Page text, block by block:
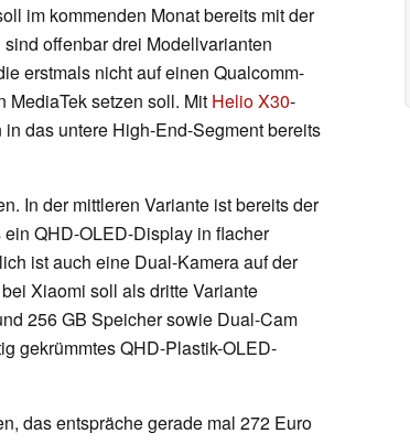
im kommenden Monat bereits mit der
offenbar drei Modellvarianten
erstmals nicht auf einen Qualcomm-
MediaTek setzen soll. Mit Helio X30-
das untere High-End-Segment bereits
In der mittleren Variante ist bereits der
QHD-OLED-Display in flacher
ist auch eine Dual-Kamera auf der
Xiaomi soll als dritte Variante
256 GB Speicher sowie Dual-Cam
gekrümmtes QHD-Plastik-OLED-
das entspräche gerade mal 272 Euro